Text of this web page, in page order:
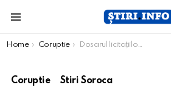
You are here:
Home Coruptie Dosarul licitațiilor trucate de la SOROCA: Viceprimarul orașului și arhitectul șef, plasați în arest la domiciliu pentru 30 de zile
Coruptie Stiri Soroca